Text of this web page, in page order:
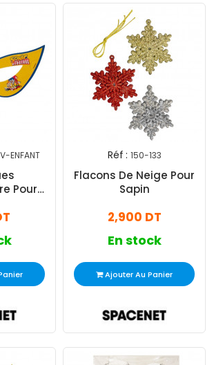
ENFANT
Pour
Réf : 150-133
Flacons De Neige Pour
Sapin
2,900 DT
En stock
Ajouter Au Panier